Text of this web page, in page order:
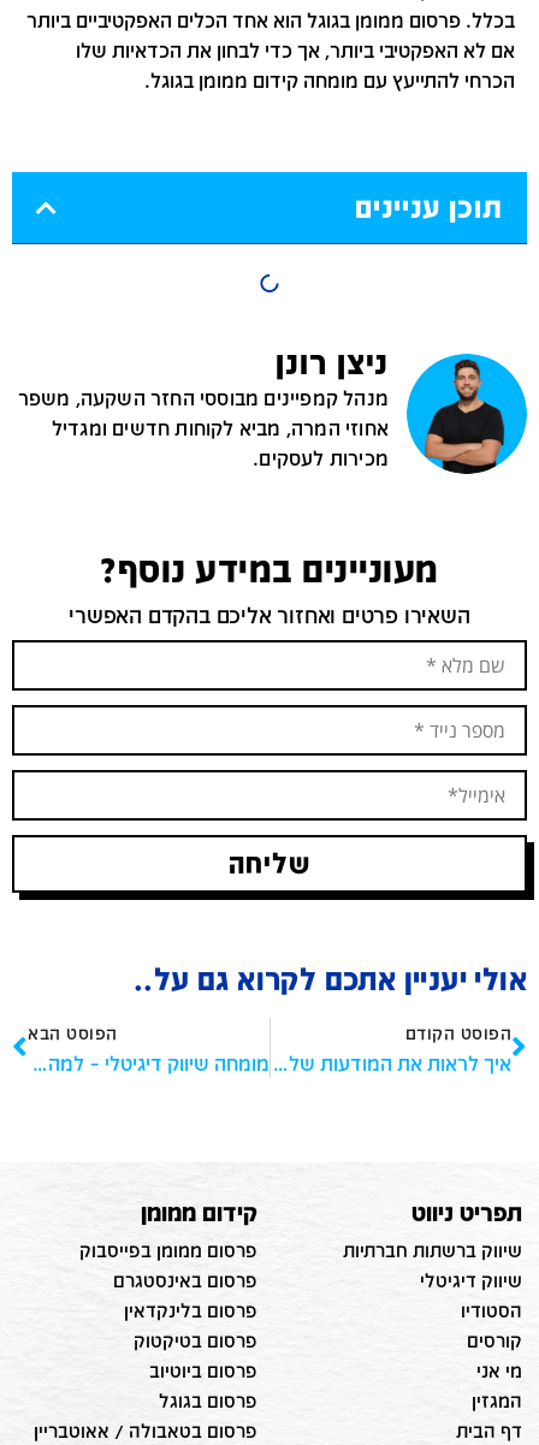
בכלל. פרסום ממומן בגוגל הוא אחד הכלים האפקטיביים ביותר
אם לא האפקטיבי ביותר, אך כדי לבחון את הכדאיות שלו
הכרחי להתייעץ עם מומחה קידום ממומן בגוגל.
תוכן עניינים
ניצן רונן
מנהל קמפיינים מבוססי החזר השקעה, משפר
אחוזי המרה, מביא לקוחות חדשים ומגדיל
מכירות לעסקים.
מעוניינים במידע נוסף?
השאירו פרטים ואחזור אליכם בהקדם האפשרי
שליחה
אולי יעניין אתכם לקרוא גם על..
הפוסט הקודם
איך לראות את המודעות של המתחרים שלי בטיקטוק
הפוסט הבא
מומחה שיווק דיגיטלי – למה כדאי לעבוד עם מומחה בתחום?
תפריט ניווט
שיווק ברשתות חברתיות
שיווק דיגיטלי
הסטודיו
קורסים
מי אני
המגזין
דף הבית
קידום ממומן
פרסום ממומן בפייסבוק
פרסום באינסטגרם
פרסום בלינקדאין
פרסום בטיקטוק
פרסום ביוטיוב
פרסום בגוגל
פרסום בטאבולה / אאוטבריין